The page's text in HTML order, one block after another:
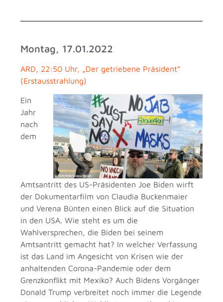
Montag, 17.01.2022
ARD, 22:50 Uhr, „Der getriebene Präsident“
(Erstausstrahlung)
Ein
Jahr
nach
dem
Amtsantritt des US-Präsidenten Joe Biden wirft
der Dokumentarfilm von Claudia Buckenmaier
und Verena Bünten einen Blick auf die Situation
in den USA. Wie steht es um die
Wahlversprechen, die Biden bei seinem
Amtsantritt gemacht hat? In welcher Verfassung
ist das Land im Angesicht von Krisen wie der
anhaltenden Corona-Pandemie oder dem
Grenzkonflikt mit Mexiko? Auch Bidens Vorgänger
Donald Trump verbreitet noch immer die Legende